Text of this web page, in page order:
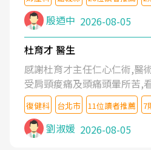
殷迺中 2026-08-05
杜育才 醫生
感謝杜育才主任仁心仁術,醫
受肩頸痠痛及頭痛頭暈所苦,
檢查,也嘗試過西醫打針,中醫
沒有用,後來連吃到嗎啡類止
症狀,沒多久就痛起來,多年失
台灣親友介紹忠孝醫院杜育
復健科 台北市 11位讀者推薦 7
劉淑媛 2026-08-05